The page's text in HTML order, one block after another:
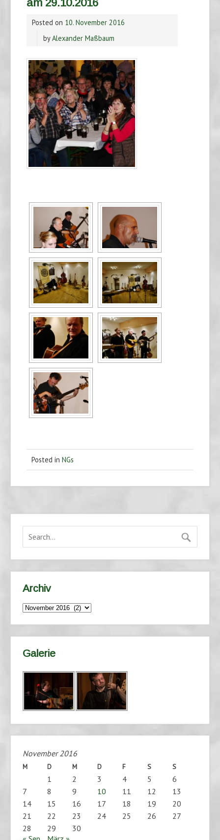
am 29.10.2016
Posted on 10. November 2016
byAlexander Maßbaum
Posted in NGs
Archiv
Archiv
Galerie
November 2016
M D M D F S S
1 2 3 4 5
6
7
8 9 10 11 12
13
14
15 16 17 18 19
20
21
22 23 24 25 26
27
28
29
30